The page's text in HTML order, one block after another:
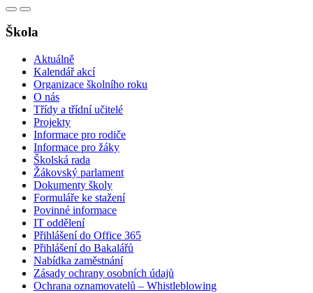
Škola
Aktuálně
Kalendář akcí
Organizace školního roku
O nás
Třídy a třídní učitelé
Projekty
Informace pro rodiče
Informace pro žáky
Školská rada
Žákovský parlament
Dokumenty školy
Formuláře ke stažení
Povinné informace
IT oddělení
Přihlášení do Office 365
Přihlášení do Bakalářů
Nabídka zaměstnání
Zásady ochrany osobních údajů
Ochrana oznamovatelů – Whistleblowing